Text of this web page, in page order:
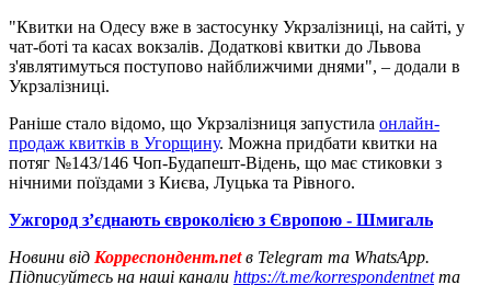
"Квитки на Одесу вже в застосунку Укрзалізниці, на сайті, у
чат-боті та касах вокзалів. Додаткові квитки до Львова
з'являтимуться поступово найближчими днями", – додали в
Укрзалізниці.
Раніше стало відомо, що Укрзалізниця запустила онлайн-
продаж квитків в Угорщину. Можна придбати квитки на
потяг №143/146 Чоп-Будапешт-Відень, що має стиковки з
нічними поїздами з Києва, Луцька та Рівного.
Ужгород з’єднають євроколією з Європою - Шмигаль
Новини від Корреспондент.netв Telegram та WhatsApp.
Підписуйтесь на наші канали https://t.me/korrespondentnetта